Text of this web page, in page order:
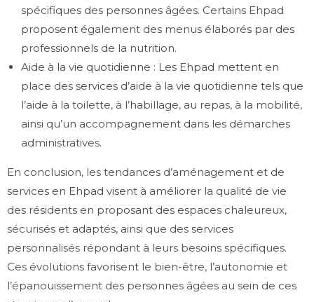
spécifiques des personnes âgées. Certains Ehpad
proposent également des menus élaborés par des
professionnels de la nutrition.
Aide à la vie quotidienne : Les Ehpad mettent en
place des services d’aide à la vie quotidienne tels que
l’aide à la toilette, à l’habillage, au repas, à la mobilité,
ainsi qu’un accompagnement dans les démarches
administratives.
En conclusion, les tendances d’aménagement et de
services en Ehpad visent à améliorer la qualité de vie
des résidents en proposant des espaces chaleureux,
sécurisés et adaptés, ainsi que des services
personnalisés répondant à leurs besoins spécifiques.
Ces évolutions favorisent le bien-être, l’autonomie et
l’épanouissement des personnes âgées au sein de ces